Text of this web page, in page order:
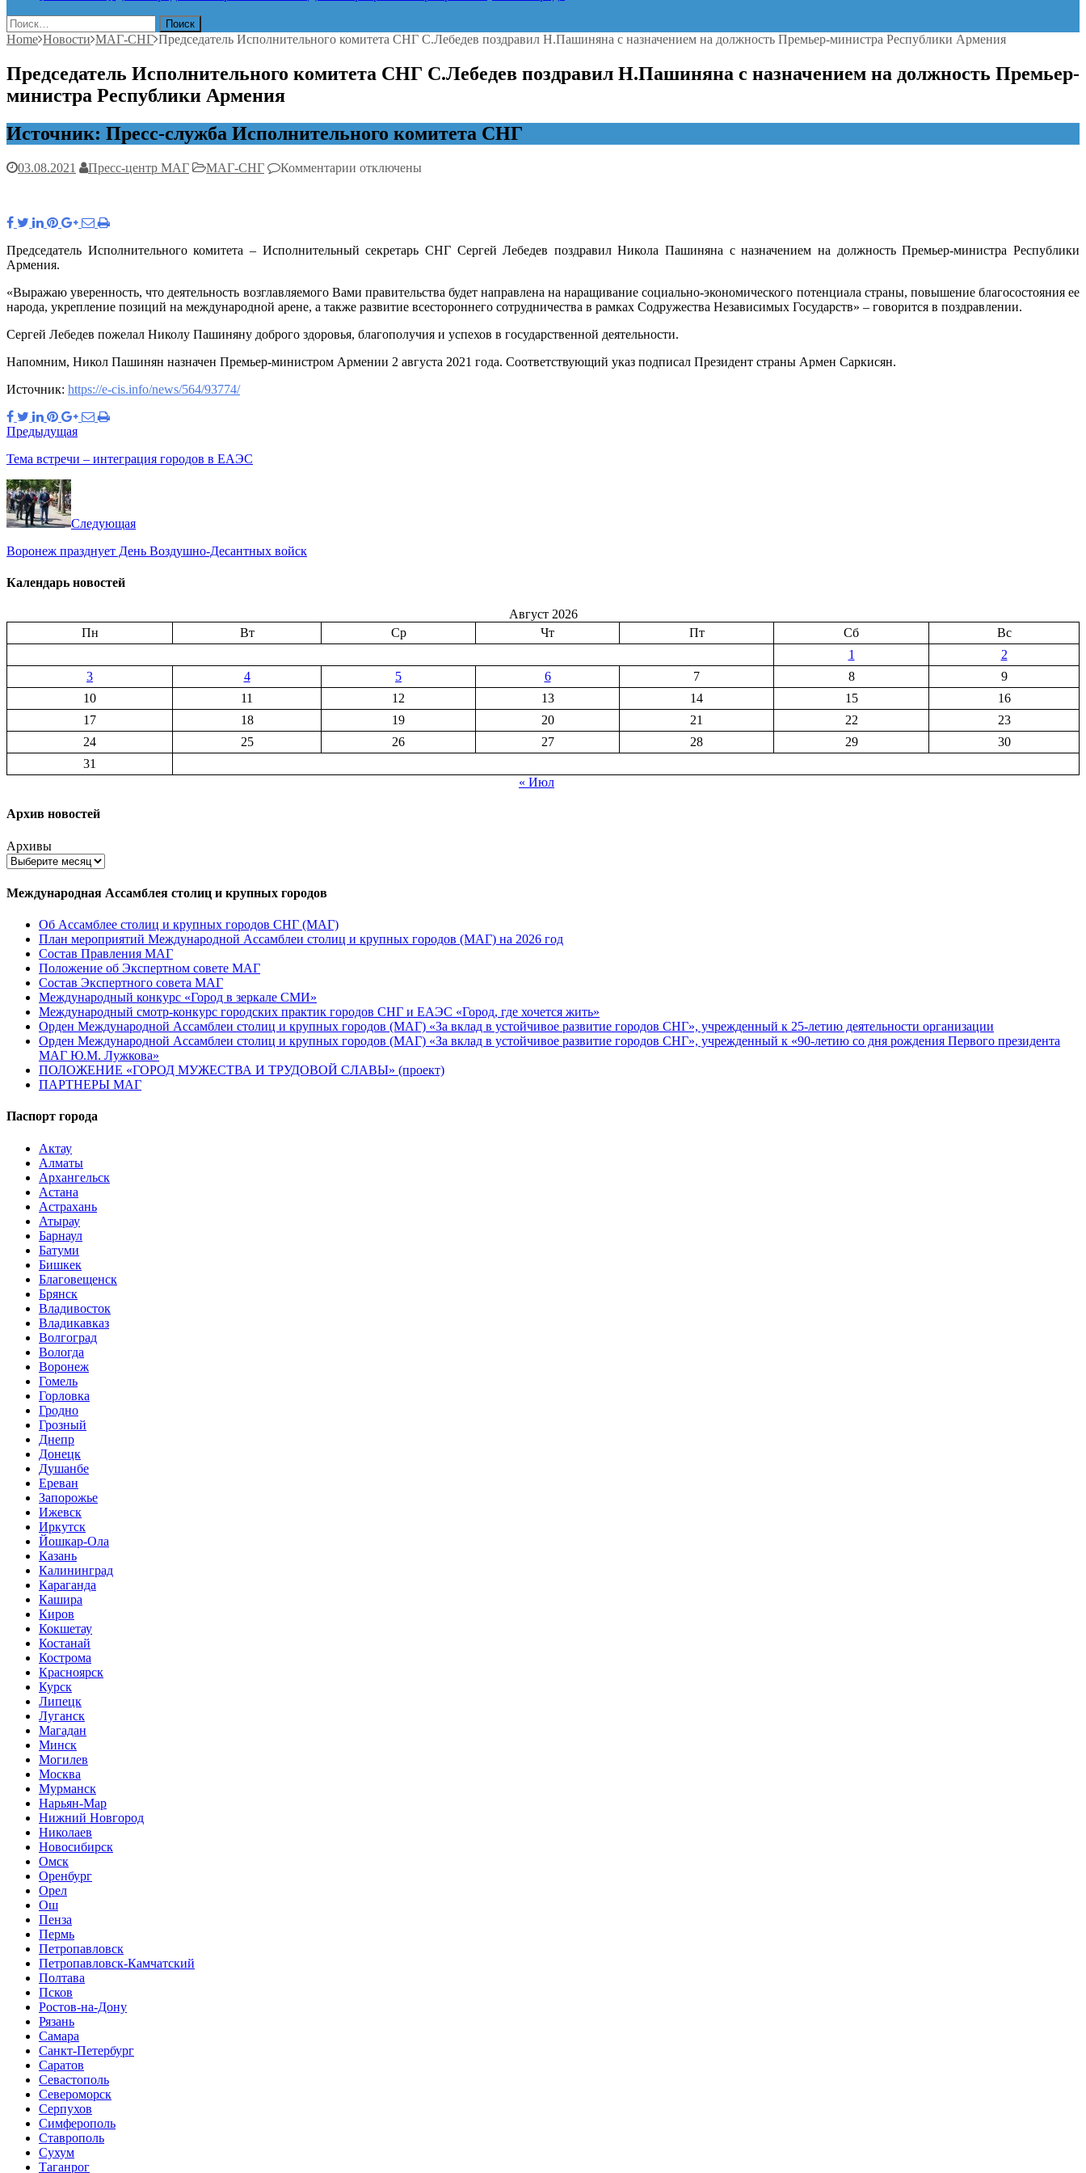
Найти:
Home Новости МАГ-СНГ Председатель Исполнительного комитета СНГ С.Лебедев поздравил Н.Пашиняна с назначением на должность Премьер-министра Республики Армения
Председатель Исполнительного комитета СНГ С.Лебедев поздравил Н.Пашиняна с назначением на должность Премьер-
министра Республики Армения
Источник: Пресс-служба Исполнительного комитета СНГ
03.08.2021 Пресс-центр МАГ МАГ-СНГ Комментарии к
С.Лебедев
с
назначением
на
должность
Премьер-
министра
отключены
Председатель Исполнительного комитета – Исполнительный секретарь СНГ Сергей Лебедев поздравил Никола Пашиняна с назначением на должность Премьер-министра Республики
Армения.
«Выражаю уверенность, что деятельность возглавляемого Вами правительства будет направлена на наращивание социально-экономического потенциала страны, повышение благосостояния ее
народа, укрепление позиций на международной арене, а также развитие всестороннего сотрудничества в рамках Содружества Независимых Государств» – говорится в поздравлении.
Сергей Лебедев пожелал Николу Пашиняну доброго здоровья, благополучия и успехов в государственной деятельности.
Напомним, Никол Пашинян назначен Премьер-министром Армении 2 августа 2021 года. Соответствующий указ подписал Президент страны Армен Саркисян.
Источник: https://e-cis.info/news/564/93774/
Предыдущая
Тема встречи – интеграция городов в ЕАЭС
Следующая
Воронеж празднует День Воздушно-Десантных войск
Календарь новостей
Август 2026
Пн
Вт Ср Чт Пт Сб
Вс
1
2
3
4 5 6 7 8
9
10
11 12 13 14 15
16
17
18 19 20 21 22
23
24
25 26 27 28 29
30
31
« Июл
Архив новостей
Архивы
Международная Ассамблея столиц и крупных городов
Об Ассамблее столиц и крупных городов СНГ (МАГ)
План мероприятий Международной Ассамблеи столиц и крупных городов (МАГ) на 2026 год
Состав Правления МАГ
Положение об Экспертном совете МАГ
Состав Экспертного совета МАГ
Международный конкурс «Город в зеркале СМИ»
Международный смотр-конкурс городских практик городов СНГ и ЕАЭС «Город, где хочется жить»
Орден Международной Ассамблеи столиц и крупных городов (МАГ) «За вклад в устойчивое развитие городов СНГ», учрежденный к 25-летию деятельности организации
Орден Международной Ассамблеи столиц и крупных городов (МАГ) «За вклад в устойчивое развитие городов СНГ», учрежденный к «90-летию со дня рождения Первого президента
МАГ Ю.М. Лужкова»
ПОЛОЖЕНИЕ «ГОРОД МУЖЕСТВА И ТРУДОВОЙ СЛАВЫ» (проект)
ПАРТНЕРЫ МАГ
Паспорт города
Актау
Алматы
Архангельск
Астана
Астрахань
Атырау
Барнаул
Батуми
Бишкек
Благовещенск
Брянск
Владивосток
Владикавказ
Волгоград
Вологда
Воронеж
Гомель
Горловка
Гродно
Грозный
Днепр
Донецк
Душанбе
Ереван
Запорожье
Ижевск
Иркутск
Йошкар-Ола
Казань
Калининград
Караганда
Кашира
Киров
Кокшетау
Костанай
Кострома
Красноярск
Курск
Липецк
Луганск
Магадан
Минск
Могилев
Москва
Мурманск
Нарьян-Мар
Нижний Новгород
Николаев
Новосибирск
Омск
Оренбург
Орел
Ош
Пенза
Пермь
Петропавловск
Петропавловск-Камчатский
Полтава
Псков
Ростов-на-Дону
Рязань
Самара
Санкт-Петербург
Саратов
Севастополь
Североморск
Серпухов
Симферополь
Ставрополь
Сухум
Таганрог